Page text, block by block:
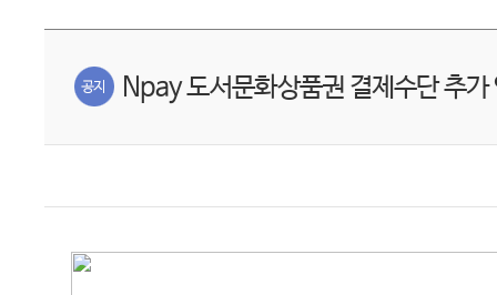
Npay 도서문화상품권 결제수단 추가